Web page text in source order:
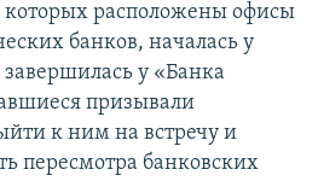
которых расположены офисы
банков, началась у
у «Банка
призывали
к ним на встречу и
пересмотра банковских